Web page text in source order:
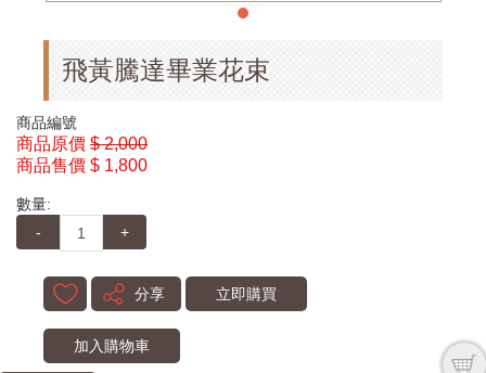
飛黃騰達畢業花束
商品編號
商品原價 $ 2,000
商品售價 $ 1,800
數量:
-
+
分享 立即購買
加入購物車